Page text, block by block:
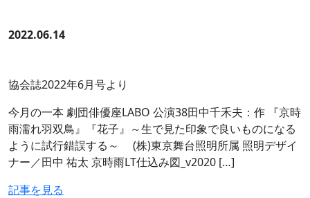
2022.06.14
協会誌2022年6月号より
今月の一本 劇団俳優座LABO 公演38田中千禾夫：作 『京時
雨濡れ羽双鳥』『花子』～生で見た印象で良いものになる
ように試行錯誤する～ (株)東京舞台照明所属 照明デザイ
ナー／田中 祐太 京時雨LT仕込み図_v2020 […]
記事を見る